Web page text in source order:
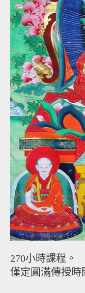
270小時課程。
僅定圓滿傳授時